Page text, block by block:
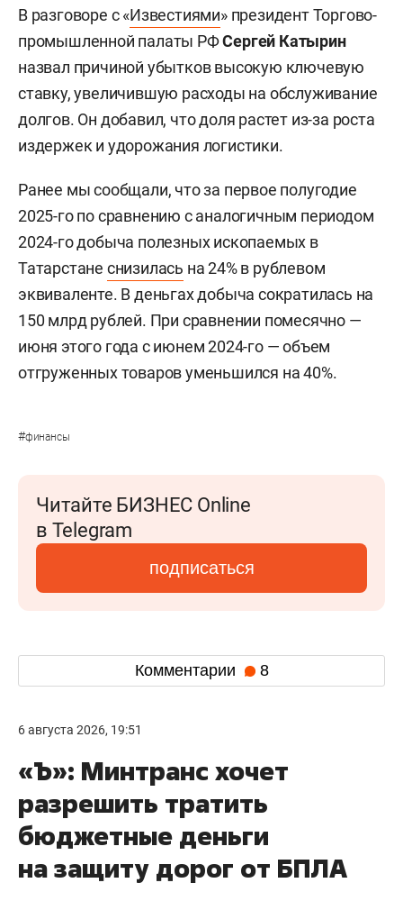
В разговоре с «Известиями» президент Торгово-
промышленной палаты РФСергей Катырин
назвал причиной убытков высокую ключевую
ставку, увеличившую расходы на обслуживание
долгов. Он добавил, что доля растет из-за роста
издержек и удорожания логистики.
Ранее мы сообщали, что за первое полугодие
2025-го по сравнению с аналогичным периодом
2024-го добыча полезных ископаемых в
Татарстане снизилась на 24% в рублевом
эквиваленте. В деньгах добыча сократилась на
150 млрд рублей. При сравнении помесячно —
июня этого года с июнем 2024-го — объем
отгруженных товаров уменьшился на 40%.
#финансы
Читайте БИЗНЕС Online
в Telegram
подписаться
Комментарии 8
6 августа 2026, 19:51
«Ъ»: Минтранс хочет
разрешить тратить
бюджетные деньги
на защиту дорог от БПЛА